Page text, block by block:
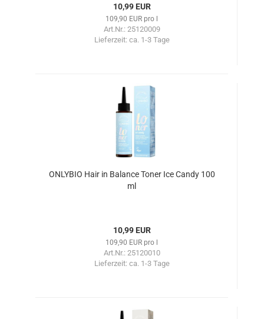
10,99 EUR
109,90 EUR pro l
Art.Nr.: 25120009
Lieferzeit: ca. 1-3 Tage
ONLYBIO Hair in Balance Toner Ice Candy 100
ml
10,99 EUR
109,90 EUR pro l
Art.Nr.: 25120010
Lieferzeit: ca. 1-3 Tage